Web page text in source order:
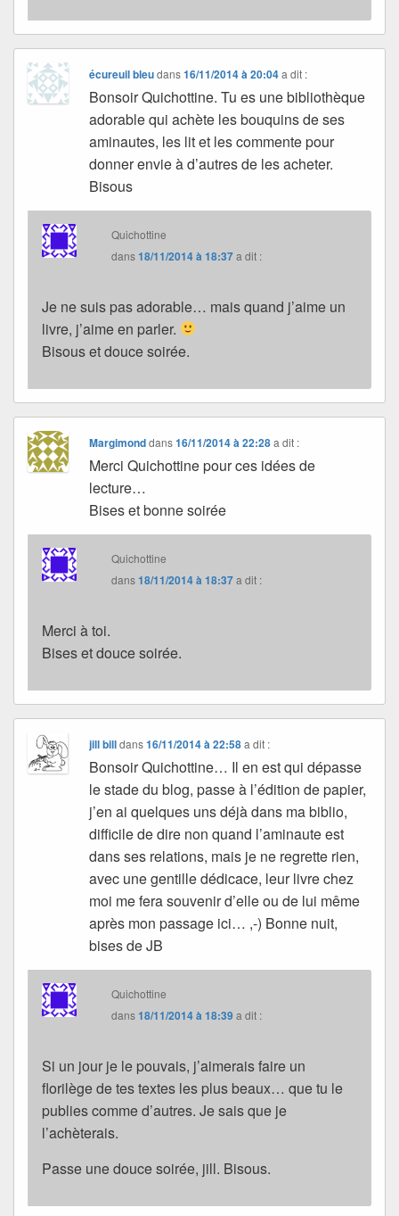
écureuil bleudans16/11/2014 à 20:04 a dit :
Bonsoir Quichottine. Tu es une bibliothèque
adorable qui achète les bouquins de ses
aminautes, les lit et les commente pour
donner envie à d’autres de les acheter.
Bisous
Quichottine
dans18/11/2014 à 18:37a dit :
Je ne suis pas adorable… mais quand j’aime un
livre, j’aime en parler.
Bisous et douce soirée.
Margimonddans16/11/2014 à 22:28 a dit :
Merci Quichottine pour ces idées de
lecture…
Bises et bonne soirée
Quichottine
dans18/11/2014 à 18:37a dit :
Merci à toi.
Bises et douce soirée.
jill billdans16/11/2014 à 22:58 a dit :
Bonsoir Quichottine… Il en est qui dépasse
le stade du blog, passe à l’édition de papier,
j’en ai quelques uns déjà dans ma biblio,
difficile de dire non quand l’aminaute est
dans ses relations, mais je ne regrette rien,
avec une gentille dédicace, leur livre chez
moi me fera souvenir d’elle ou de lui même
après mon passage ici… ,-) Bonne nuit,
bises de JB
Quichottine
dans18/11/2014 à 18:39a dit :
Si un jour je le pouvais, j’aimerais faire un
florilège de tes textes les plus beaux… que tu le
publies comme d’autres. Je sais que je
l’achèterais.
Passe une douce soirée, jill. Bisous.